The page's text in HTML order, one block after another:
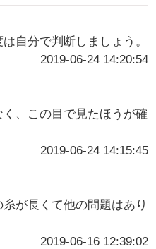
自分で判断しましょう。
2019-06-24 14:20:54
、この目で見たほうが確
2019-06-24 14:15:45
が長くて他の問題はあり
2019-06-16 12:39:02